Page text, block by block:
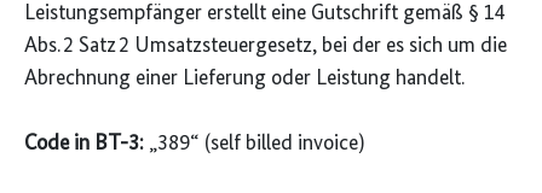
Leistungs­empfänger erstellt eine Gutschrift gemäß § 14
Abs. 2 Satz 2 Umsatzsteuer­gesetz, bei der es sich um die
Abrechnung einer Lieferung oder Leistung handelt.
Code in BT-3: „389“ (self billed invoice)